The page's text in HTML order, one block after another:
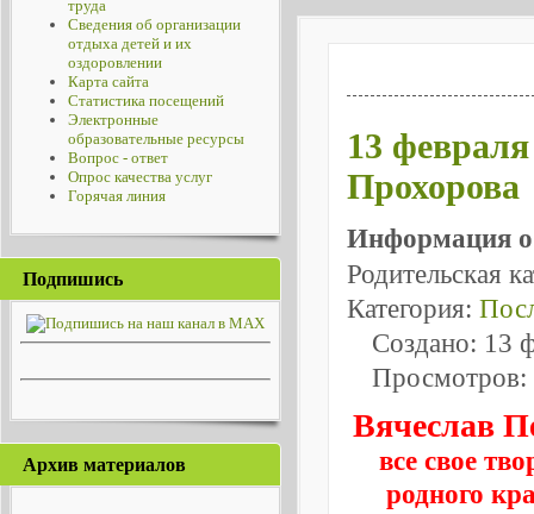
труда
Сведения об организации
отдыха детей и их
оздоровлении
Карта сайта
Статистика посещений
Электронные
образовательные ресурсы
Вопрос - ответ
Опрос качества услуг
Горячая линия
Подпишись
Архив материалов
13
Прохорова
Информация о
Родительская
Категория:
Создано: 13
Просмотров:
Вячеслав
все свое
родного